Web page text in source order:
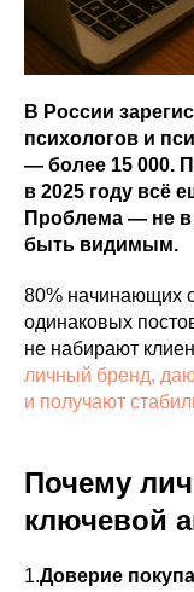
В России
психологов и
— более 15 000.
в 2025 году всё
Проблема — не в
быть видимым.
80% начинающих
одинаковых
не набирают
личный бренд,
и получают
Почему
ключевой
1.Доверие